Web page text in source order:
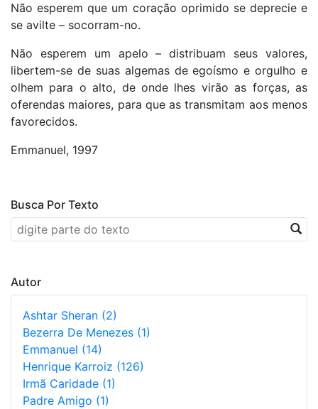
Não esperem que um coração oprimido se deprecie e
se avilte – socorram-no.
Não esperem um apelo – distribuam seus valores,
libertem-se de suas algemas de egoísmo e orgulho e
olhem para o alto, de onde lhes virão as forças, as
oferendas maiores, para que as transmitam aos menos
favorecidos.
Emmanuel, 1997
Busca Por Texto
Autor
Ashtar Sheran (2)
Bezerra De Menezes (1)
Emmanuel (14)
Henrique Karroiz (126)
Irmã Caridade (1)
Padre Amigo (1)